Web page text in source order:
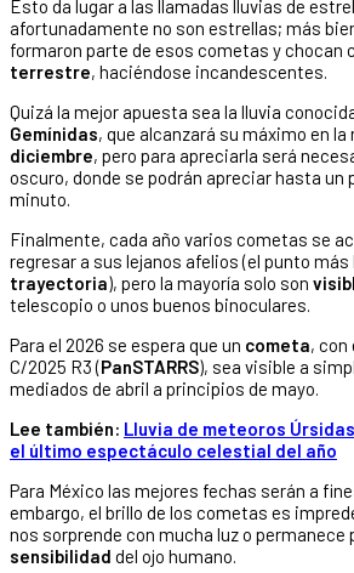
Esto da lugar a las llamadas lluvias de
afortunadamente no son estrellas; más
formaron parte de esos cometas y chocan
terrestre, haciéndose incandescentes.
Quizá la mejor apuesta sea la lluvia
Gemínidas, que alcanzará su máximo en la
diciembre, pero para apreciarla será
oscuro, donde se podrán apreciar hasta un
minuto.
Finalmente, cada año varios cometas se
regresar a sus lejanos afelios (el punto más
trayectoria), pero la mayoría solo son
telescopio o unos buenos binoculares.
Para el 2026 se espera que un cometa, con
C/2025 R3 (PanSTARRS), sea visible a
mediados de abril a principios de mayo.
Lee también: Lluvia de meteoros
el último espectáculo celestial del año
Para México las mejores fechas serán a
embargo, el brillo de los cometas es
nos sorprende con mucha luz o permanece
sensibilidad del ojo humano.